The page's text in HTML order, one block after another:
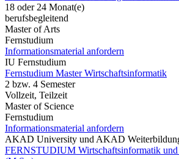
18 oder 24 Monat(e)
berufsbegleitend
Master of Arts
Fernstudium
Informationsmaterial anfordern
IU Fernstudium
Fernstudium Master Wirtschaftsinformatik
2 bzw. 4 Semester
Vollzeit, Teilzeit
Master of Science
Fernstudium
Informationsmaterial anfordern
AKAD University und AKAD
FERNSTUDIUM Wirtschaftsinformatik und